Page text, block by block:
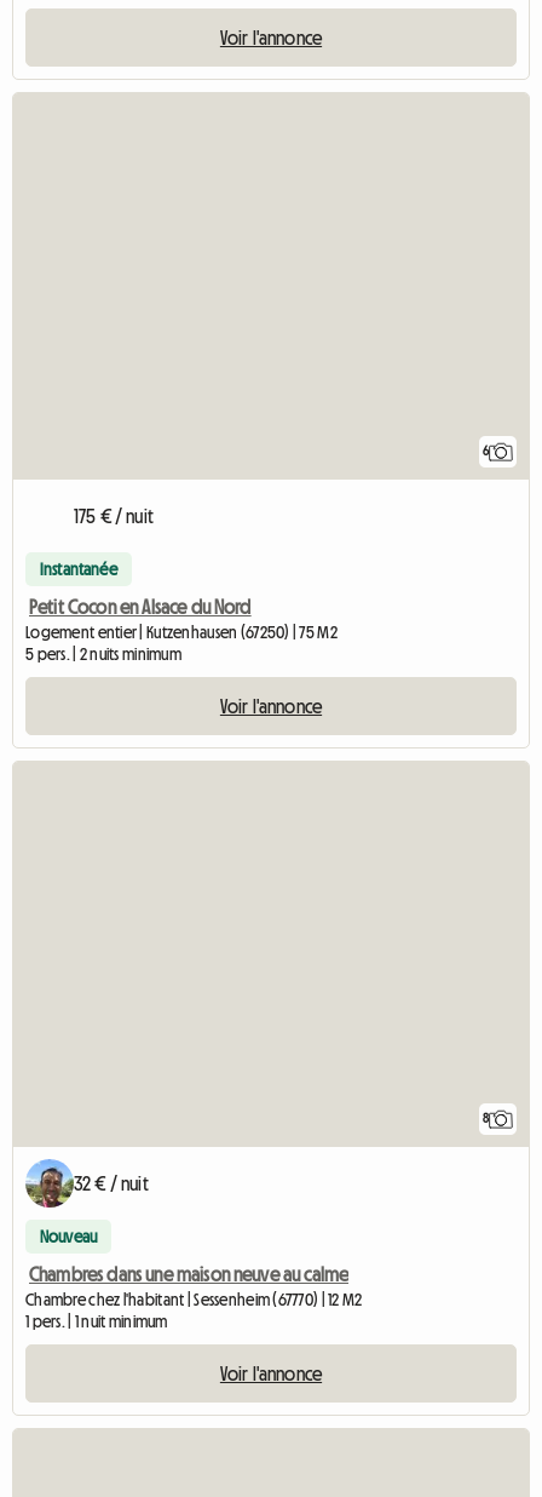
Voir l'annonce
6
175 € / nuit
Instantanée
Petit Cocon en Alsace du Nord
Logement entier | Kutzenhausen (67250) | 75 M2
5 pers. | 2 nuits minimum
Voir l'annonce
8
32 € / nuit
Nouveau
Chambres dans une maison neuve au calme
Chambre chez l'habitant | Sessenheim (67770) | 12 M2
1 pers. | 1 nuit minimum
Voir l'annonce